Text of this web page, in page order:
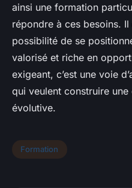
ainsi une formation
répondre à ces besoins.
possibilité de se
valorisé et riche en
exigeant, c’est une voie
qui veulent construire
évolutive.
Formation